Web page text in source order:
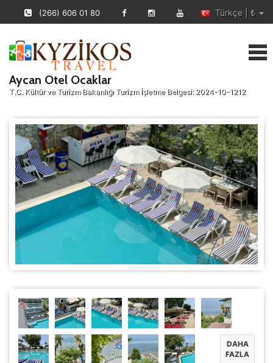
(266) 606 01 80 Türkçe | ₺
Aycan Otel Ocaklar
T.C. Kültür ve Turizm Bakanlığı Turizm İşletme Belgesi: 2024-10-1212
DAHA
FAZLA